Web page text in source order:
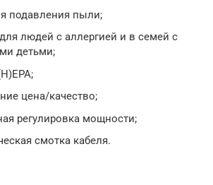
подавления пыли;
людей с аллергией и в семей с
детьми;
цена/качество;
регулировка мощности;
смотка кабеля.